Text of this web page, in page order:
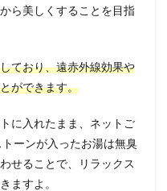
ら美しくすることを目指
ており、遠赤外線効果や
ができます。
に入れたまま、ネットご
ーンが入ったお湯は無臭
せることで、リラックス
ますよ。